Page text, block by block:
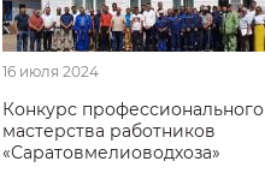
16 июля 2024
Конкурс профессионального
мастерства работников
«Саратовмелиоводхоза»